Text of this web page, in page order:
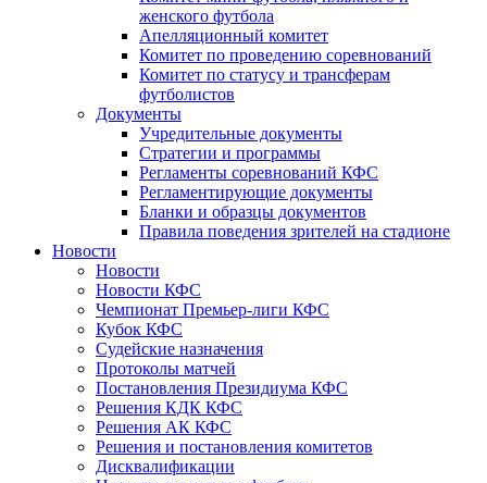
женского футбола
Апелляционный комитет
Комитет по проведению соревнований
Комитет по статусу и трансферам
футболистов
Документы
Учредительные документы
Стратегии и программы
Регламенты соревнований КФС
Регламентирующие документы
Бланки и образцы документов
Правила поведения зрителей на стадионе
Новости
Новости
Новости КФС
Чемпионат Премьер-лиги КФС
Кубок КФС
Судейские назначения
Протоколы матчей
Постановления Президиума КФС
Решения КДК КФС
Решения АК КФС
Решения и постановления комитетов
Дисквалификации